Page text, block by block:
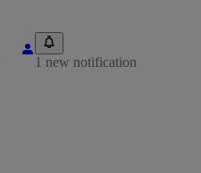
1 new notification